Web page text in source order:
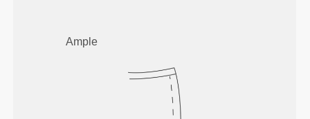
Ample